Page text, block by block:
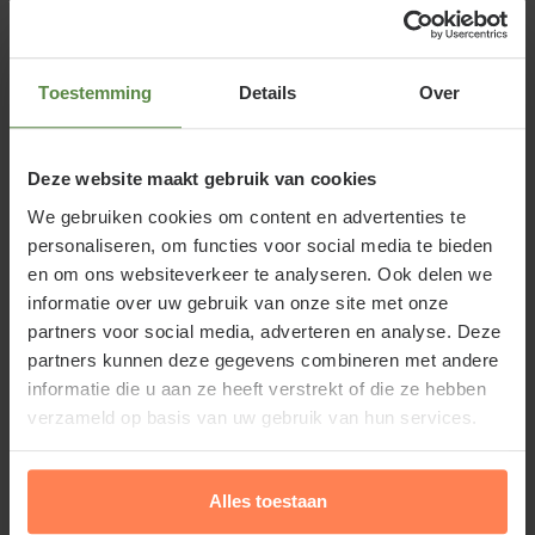
Toestemming Details Over
Deze website maakt gebruik van cookies
We gebruiken cookies om content en advertenties te
personaliseren, om functies voor social media te bieden
en om ons websiteverkeer te analyseren. Ook delen we
informatie over uw gebruik van onze site met onze
partners voor social media, adverteren en analyse. Deze
partners kunnen deze gegevens combineren met andere
informatie die u aan ze heeft verstrekt of die ze hebben
verzameld op basis van uw gebruik van hun services.
Alles toestaan
Syringa microphylla 'Superba' of
Syringa microphylla 'Superba' - XL is een mooie
Dwergsering met kleine trossen lila-roze bloemen in
zowel het voorjaar als de zomer en is hiermee een
van de langstbloeiende seringen. De tuinplant blijft
beduidend lager dan de Syringa vulgaris en is zeker
geschikt voor de kleinere tuin of in een pot op het
balkon of terras ( microphylla=kleinbladig). De
tuinplant is goed winterhard en verliest in de herfst
zijn bladeren.